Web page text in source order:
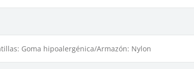
Goma hipoalergénica/Armazón: Nylon